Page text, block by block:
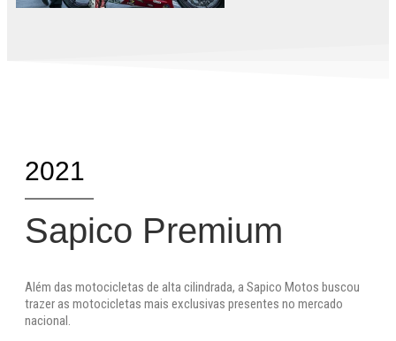
2021
Sapico Premium
Além das motocicletas de alta cilindrada, a Sapico Motos buscou
trazer as motocicletas mais exclusivas presentes no mercado
nacional.